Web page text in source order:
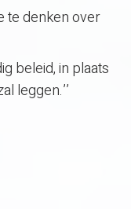
te denken over
beleid, in plaats
leggen.’’